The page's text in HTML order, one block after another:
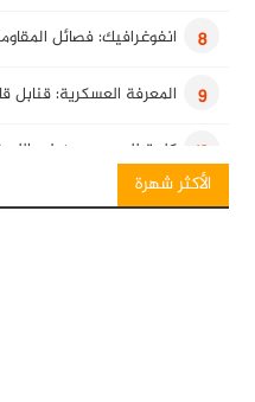
8 انفوغرافيك: فصائل
9 المعرفة العسكرية: قنابل
10 كلمة للسيد حسن نصرالله
الأكثر شهرة